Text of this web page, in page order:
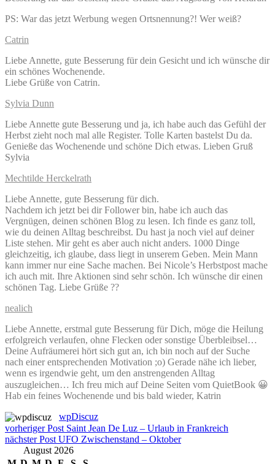
PS: War das jetzt Werbung wegen Ortsnennung?! Wer weiß?
Catrin
Liebe Annette, gute Besserung für dein Gesicht und ich wünsche dir
ein schönes Wochenende.
Liebe Grüße von Catrin.
Sylvia Dunn
Liebe Annette gute Besserung und ja, ich habe auch das Gefühl der
Herbst zieht noch mal alle Register. Tolle Karten bastelst Du da.
Genieße das Wochenende und schöne Dich etwas. Lieben Gruß
Sylvia
Mechtilde Herckelrath
Liebe Annette, gute Besserung für dich.
Nachdem ich jetzt bei dir Follower bin, habe ich auch das
Vergnügen, deinen schönen Blog zu lesen. Ich finde es ganz toll,
wie du deinen Alltag beschreibst. Du hast ja noch viel auf deiner
Liste stehen. Mir geht es aber auch nicht anders. 1000 Dinge
gleichzeitig, ich glaube, dass liegt in unserem Geben. Mein Mann
kann immer nur eine Sache machen. Bei Nicole’s Herbstpost mache
ich auch mit. Ihre Aktionen sind sehr schön. Ich wünsche dir einen
schönen Tag. Liebe Grüße ??
nealich
Liebe Annette, erstmal gute Besserung für Dich, möge die Heilung
erfolgreich verlaufen, ohne Flecken oder sonstige Überbleibsel…
Deine Aufräumerei hört sich gut an, ich bin noch auf der Suche
nach einer entsprechenden Motivation ;o) Gerade nähe ich lieber,
wenn es irgendwie geht, um den anstrengenden Alltag
auszugleichen… Ich freu mich auf Deine Seiten vom QuietBook 😀
Hab ein feines Wochenende und bis bald wieder, Katrin
wpDiscuz
Beitragsnavigation
vorheriger Post Saint Jean De Luz – Urlaub in Frankreich
nächster Post UFO Zwischenstand – Oktober
August 2026